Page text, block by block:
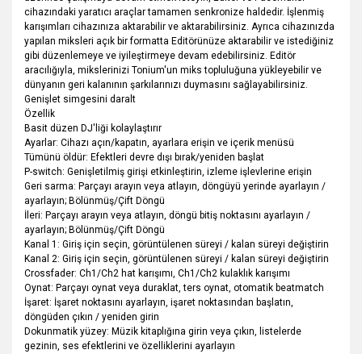
cihazındaki yaratıcı araçlar tamamen senkronize haldedir. İşlenmiş
karışımları cihazınıza aktarabilir ve aktarabilirsiniz. Ayrıca cihazınızda
yapılan miksleri açık bir formatta Editörünüze aktarabilir ve istediğiniz
gibi düzenlemeye ve iyileştirmeye devam edebilirsiniz. Editör
aracılığıyla, mikslerinizi Tonium'un miks topluluğuna yükleyebilir ve
dünyanın geri kalanının şarkılarınızı duymasını sağlayabilirsiniz.
Genişlet simgesini daralt
Özellik
Basit düzen DJ'liği kolaylaştırır
Ayarlar: Cihazı açın/kapatın, ayarlara erişin ve içerik menüsü
Tümünü öldür: Efektleri devre dışı bırak/yeniden başlat
P-switch: Genişletilmiş girişi etkinleştirin, izleme işlevlerine erişin
Geri sarma: Parçayı arayın veya atlayın, döngüyü yerinde ayarlayın /
ayarlayın; Bölünmüş/Çift Döngü
İleri: Parçayı arayın veya atlayın, döngü bitiş noktasını ayarlayın /
ayarlayın; Bölünmüş/Çift Döngü
Kanal 1: Giriş için seçin, görüntülenen süreyi / kalan süreyi değiştirin
Kanal 2: Giriş için seçin, görüntülenen süreyi / kalan süreyi değiştirin
Crossfader: Ch1/Ch2 hat karışımı, Ch1/Ch2 kulaklık karışımı
Oynat: Parçayı oynat veya duraklat, ters oynat, otomatik beatmatch
İşaret: İşaret noktasını ayarlayın, işaret noktasından başlatın,
döngüden çıkın / yeniden girin
Dokunmatik yüzey: Müzik kitaplığına girin veya çıkın, listelerde
gezinin, ses efektlerini ve özelliklerini ayarlayın